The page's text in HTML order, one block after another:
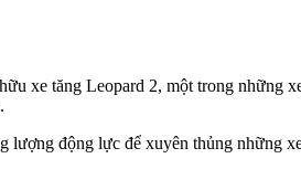
xe tăng Leopard 2, một trong
động lực để xuyên thủng những